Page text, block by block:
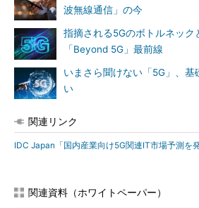
波無線通信」の今
指摘される5Gのボトルネック
「Beyond 5G」最前線
いまさら聞けない「5G」、基
い
関連リンク
IDC Japan「国内産業向け5G関連IT市場予測を
関連資料（ホワイトペーパー）